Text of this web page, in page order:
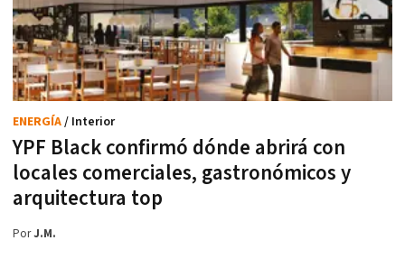
YPF Black confirmó dónde abrirá con
locales comerciales, gastronómicos y
arquitectura top
ENERGÍA/ Interior
PorJ.M.